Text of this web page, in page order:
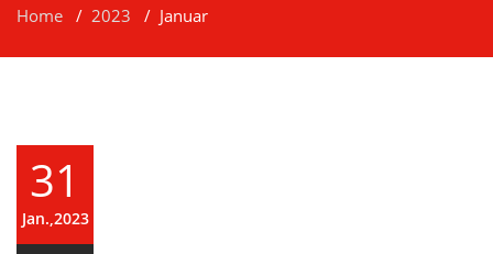
Home / 2023 / Januar
31
Jan.,2023